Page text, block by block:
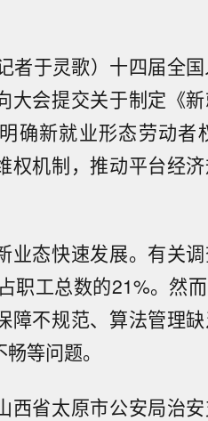
者于灵歌）十四届全
大会提交关于制定《
确新就业形态劳动者
权机制，推动平台经
业态快速发展。有关
职工总数的21%。然
障不规范、算法管理
等问题。
西省太原市公安局治